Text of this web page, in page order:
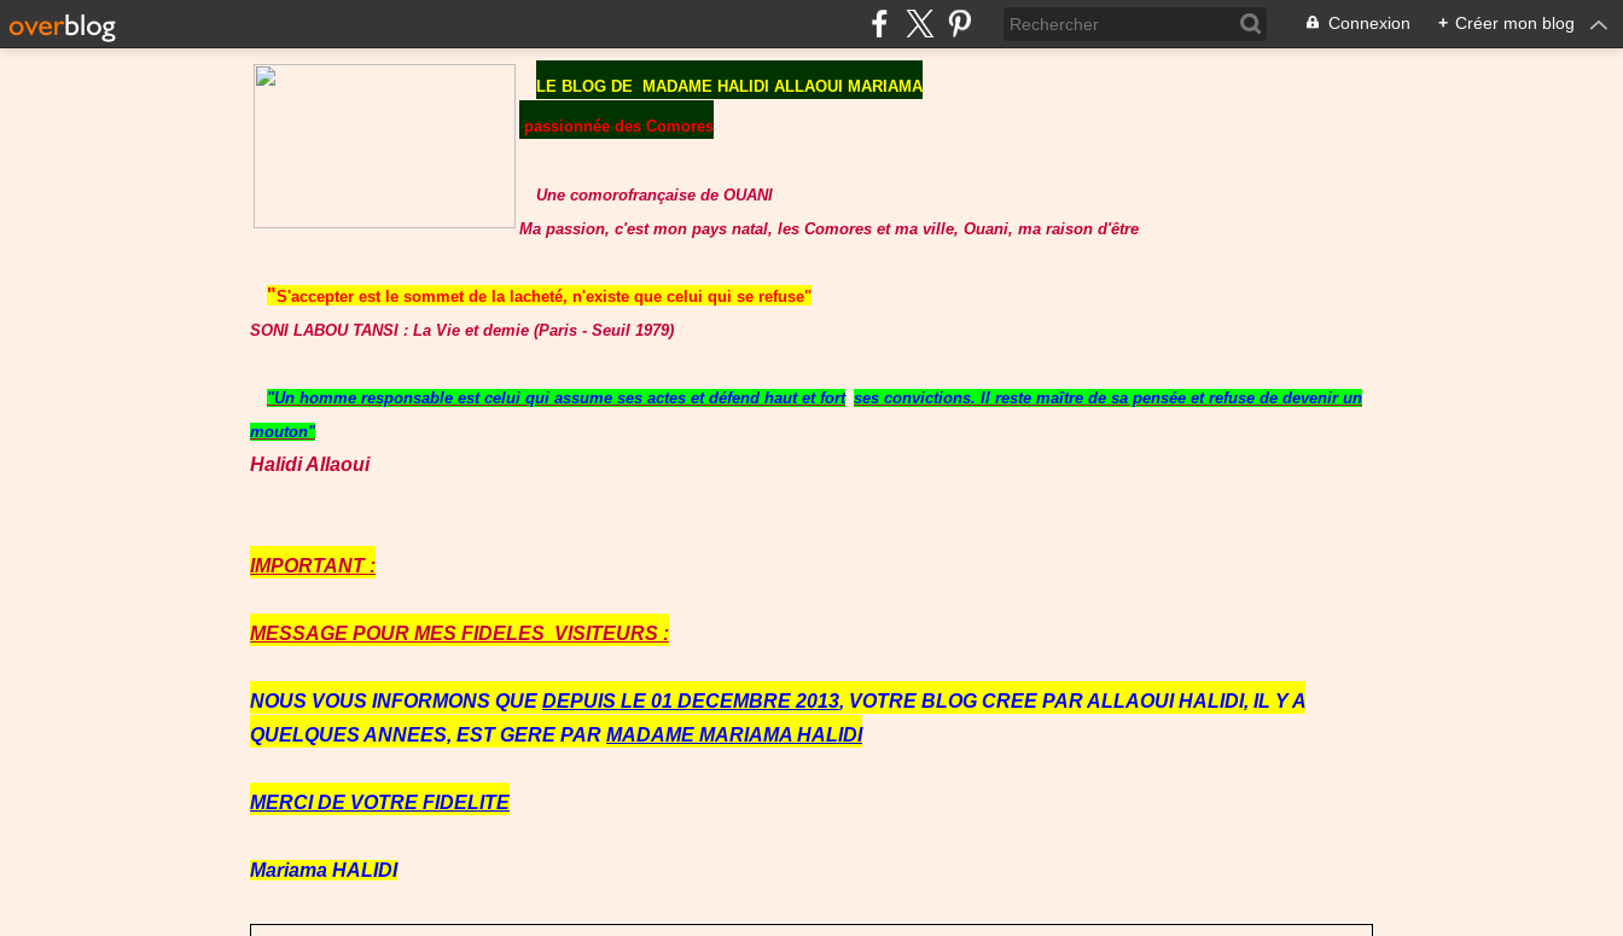
Connexion + Créer mon blog
LE BLOG DE MADAME HALIDI ALLAOUI MARIAMA
passionnée des Comores
Une comorofrançaise de OUANI
Ma passion, c'est mon pays natal, les Comores et ma ville, Ouani, ma raison d'être
"S'accepter est le sommet de la lacheté, n'existe que celui qui se refuse"
SONI LABOU TANSI : La Vie et demie (Paris - Seuil 1979)
"Un homme responsable est celui qui assume ses actes et défend haut et fort ses convictions. Il reste maître de sa pensée et refuse de devenir un
mouton"
Halidi Allaoui
IMPORTANT :
MESSAGE POUR MES FIDELES VISITEURS :
NOUS VOUS INFORMONS QUE DEPUIS LE 01 DECEMBRE 2013, VOTRE BLOG CREE PAR ALLAOUI HALIDI, IL Y A
QUELQUES ANNEES, EST GERE PAR MADAME MARIAMA HALIDI
MERCI DE VOTRE FIDELITE
Mariama HALIDI